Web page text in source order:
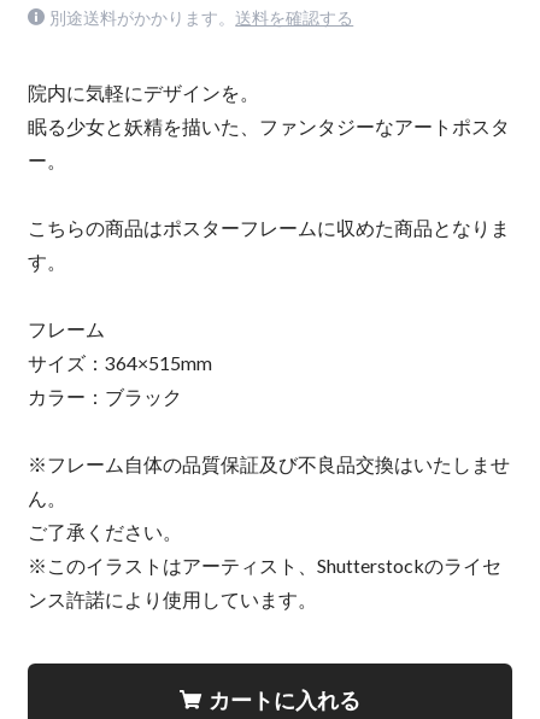
別途送料がかかります。 送料を確認する
院内に気軽にデザインを。
眠る少女と妖精を描いた、ファンタジーなアートポスタ
ー。
こちらの商品はポスターフレームに収めた商品となりま
す。
フレーム
サイズ：364×515mm
カラー：ブラック
※フレーム自体の品質保証及び不良品交換はいたしませ
ん。
ご了承ください。
※このイラストはアーティスト、Shutterstockのライセ
ンス許諾により使用しています。
カートに入れる